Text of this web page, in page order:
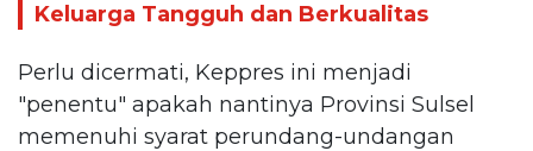
Keluarga Tangguh dan Berkualitas
Perlu dicermati, Keppres ini menjadi
"penentu" apakah nantinya Provinsi Sulsel
memenuhi syarat perundang-undangan